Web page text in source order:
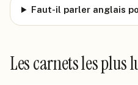
Faut-il parler anglais
Les carnets les plus